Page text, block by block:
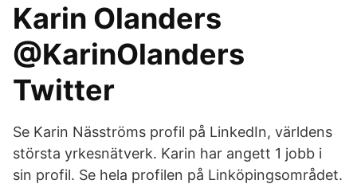
Karin Olanders
@KarinOlanders
Twitter
Se Karin Näsströms profil på LinkedIn, världens
största yrkesnätverk. Karin har angett 1 jobb i
sin profil. Se hela profilen på Linköpingsområdet.